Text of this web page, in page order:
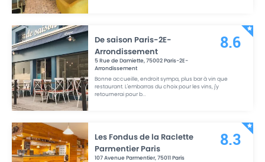
De saison Paris-2E-
Arrondissement
5 Rue de Damiette,75002Paris-2E-
Arrondissement
Bonne accueille, endroit sympa, plus bar à vin que
restaurant. L'embarras du choix pour les vins, j'y
retournerai pour b...
8.6
Les Fondus de la Raclette
Parmentier Paris
107 Avenue Parmentier,75011Paris
8.3